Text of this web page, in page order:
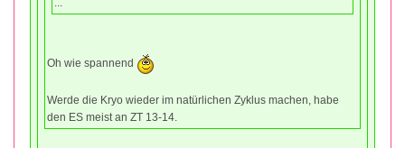
Oh wie spannend
Werde die Kryo wieder im natürlichen Zyklus machen, habe
den ES meist an ZT 13-14.